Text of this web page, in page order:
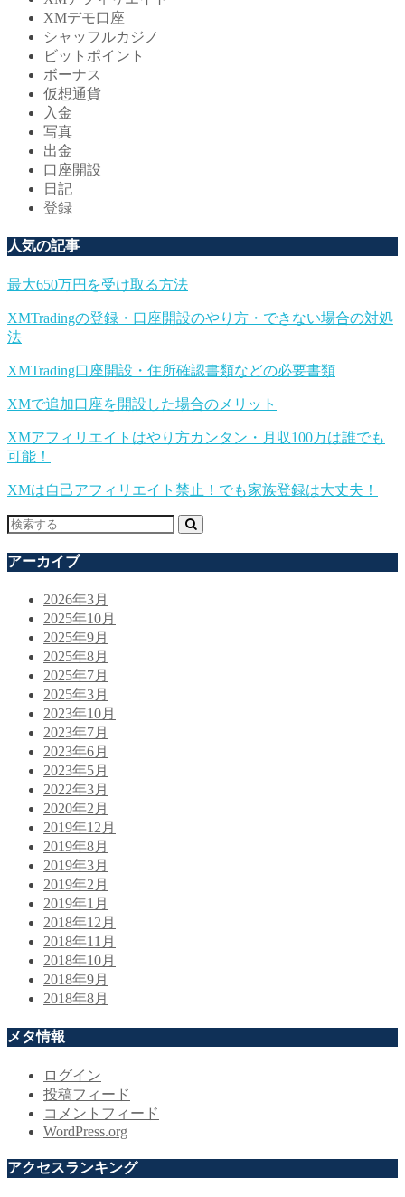
XMデモ口座
シャッフルカジノ
ビットポイント
ボーナス
仮想通貨
入金
写真
出金
口座開設
日記
登録
人気の記事
最大650万円を受け取る方法
XMTradingの登録・口座開設のやり方・できない場合の対処
法
XMTrading口座開設・住所確認書類などの必要書類
XMで追加口座を開設した場合のメリット
XMアフィリエイトはやり方カンタン・月収100万は誰でも
可能！
XMは自己アフィリエイト禁止！でも家族登録は大丈夫！
アーカイブ
2026年3月
2025年10月
2025年9月
2025年8月
2025年7月
2025年3月
2023年10月
2023年7月
2023年6月
2023年5月
2022年3月
2020年2月
2019年12月
2019年8月
2019年3月
2019年2月
2019年1月
2018年12月
2018年11月
2018年10月
2018年9月
2018年8月
メタ情報
ログイン
投稿フィード
コメントフィード
WordPress.org
アクセスランキング